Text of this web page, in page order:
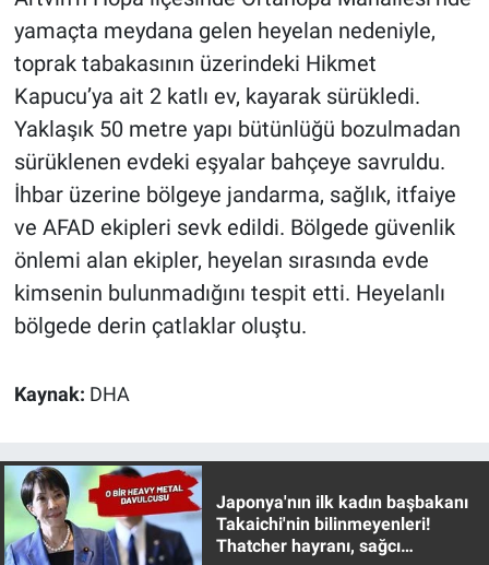
yamaçta meydana gelen heyelan nedeniyle,
toprak tabakasının üzerindeki Hikmet
Kapucu’ya ait 2 katlı ev, kayarak sürükledi.
Yaklaşık 50 metre yapı bütünlüğü bozulmadan
sürüklenen evdeki eşyalar bahçeye savruldu.
İhbar üzerine bölgeye jandarma, sağlık, itfaiye
ve AFAD ekipleri sevk edildi. Bölgede güvenlik
önlemi alan ekipler, heyelan sırasında evde
kimsenin bulunmadığını tespit etti. Heyelanlı
bölgede derin çatlaklar oluştu.
Kaynak: DHA
Japonya'nın ilk kadın başbakanı
Takaichi'nin bilinmeyenleri!
Thatcher hayranı, sağcı
Gündem Özel
Günün görüntüsü
Haber
İlan
Kimdir
Koronavirüs
Kültür Sanat
Nedir
Popüler